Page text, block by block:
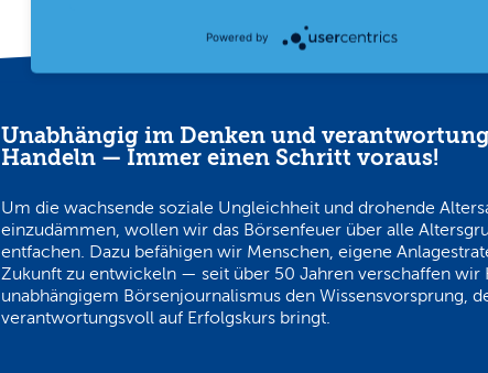
Unabhängig im Denken und
Handeln — Immer einen Schritt voraus!
Um die wachsende soziale Ungleichheit und drohende
einzudämmen, wollen wir das Börsenfeuer über alle
entfachen. Dazu befähigen wir Menschen, eigene
Zukunft zu entwickeln — seit über 50 Jahren verschaffen wir
unabhängigem Börsenjournalismus den Wissensvorsprung,
verantwortungsvoll auf Erfolgskurs bringt.
Powered by